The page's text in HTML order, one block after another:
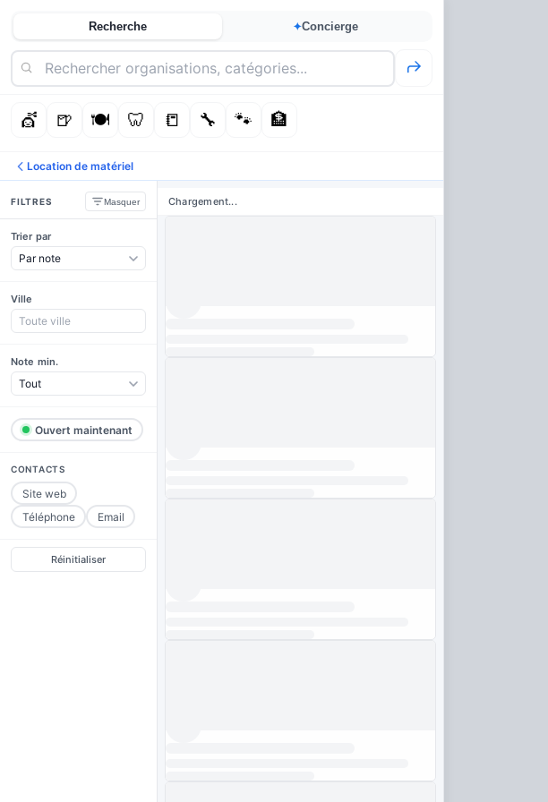
Recherche ✦Concierge
💇 🍺 🍽️ 🦷 📒 🔧 🐾 🏦
Location de matériel
FILTRES Masquer
Trier par
Ville
Note min.
Ouvert maintenant
CONTACTS
Site web
Téléphone
Email
Réinitialiser
Chargement...